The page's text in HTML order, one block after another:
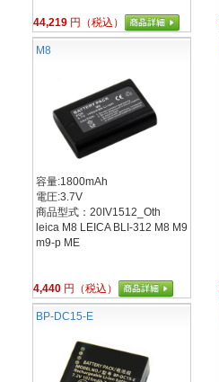
44,219 円（税込）
M8
容量:1800mAh
電圧:3.7V
商品型式：20IV1512_Oth
leica M8 LEICA BLI-312 M8 M9
m9-p ME
4,440 円（税込）
BP-DC15-E